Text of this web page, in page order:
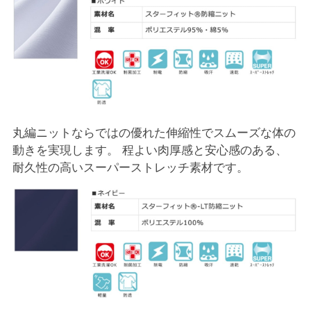
丸編ニットならではの優れた伸縮性でスムーズな体の
動きを実現します。 程よい肉厚感と安心感のある、
耐久性の高いスーパーストレッチ素材です。